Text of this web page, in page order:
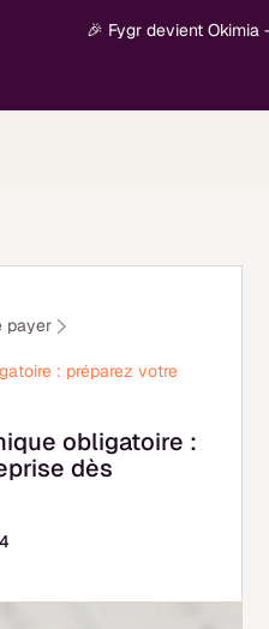
🎉 Fygr devient Okimia -
payer
: préparez votre
obligatoire :
dès